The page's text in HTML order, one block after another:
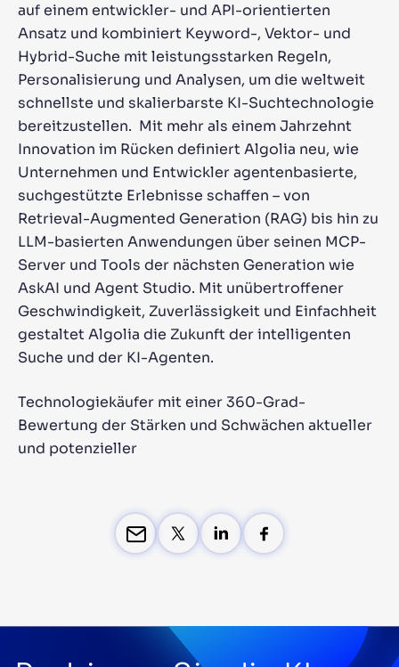
auf einem entwickler- und API-orientierten
Ansatz und kombiniert Keyword-, Vektor- und
Hybrid-Suche mit leistungsstarken Regeln,
Personalisierung und Analysen, um die weltweit
schnellste und skalierbarste KI-Suchtechnologie
bereitzustellen. Mit mehr als einem Jahrzehnt
Innovation im Rücken definiert Algolia neu, wie
Unternehmen und Entwickler agentenbasierte,
suchgestützte Erlebnisse schaffen – von
Retrieval-Augmented Generation (RAG) bis hin zu
LLM-basierten Anwendungen über seinen MCP-
Server und Tools der nächsten Generation wie
AskAI und Agent Studio. Mit unübertroffener
Geschwindigkeit, Zuverlässigkeit und Einfachheit
gestaltet Algolia die Zukunft der intelligenten
Suche und der KI-Agenten.
Technologiekäufer mit einer 360-Grad-
Bewertung der Stärken und Schwächen aktueller
und potenzieller